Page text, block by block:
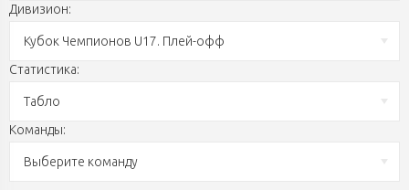
Дивизион:
Кубок Чемпионов U17. Плей-офф
Статистика:
Табло
Команды:
Выберите команду